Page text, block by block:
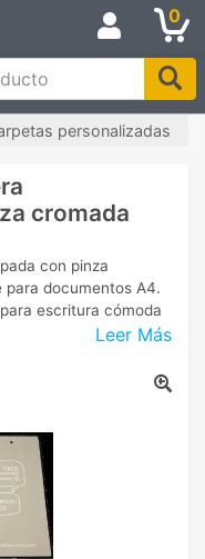
0
personalizadas
cromada
Leer Más
con pinza
documentos A4.
escritura cómoda